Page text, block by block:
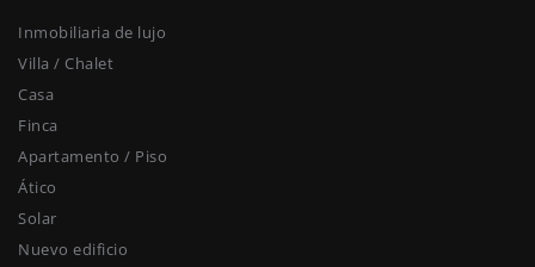
Inmobiliaria de lujo
Villa / Chalet
Casa
Finca
Apartamento / Piso
Ático
Solar
Nuevo edificio